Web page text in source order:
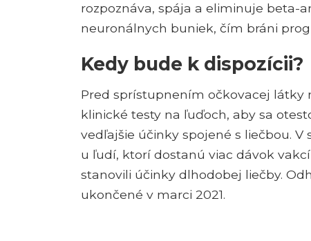
rozpoznáva, spája a eliminuje beta-
neuronálnych buniek, čím bráni
Kedy bude k dispozícii?
Pred sprístupnením očkovacej
klinické testy na ľuďoch, aby sa
vedľajšie účinky spojené s liečbou.
u ľudí, ktorí dostanú viac dávok
stanovili účinky dlhodobej liečby.
ukončené v marci 2021.